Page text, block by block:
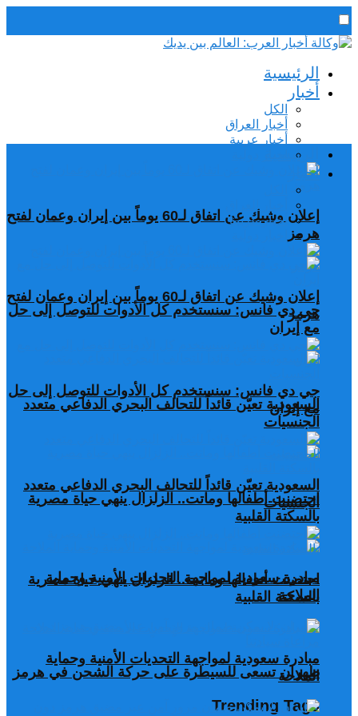
رئيس التحرير / د. اسماعيل الجنابي
الخميس,6 أغسطس, 2026الرئيسية
أخبار
الكل
أخبار العراق
أخبار عربية
إعلان وشيك عن اتفاق لـ60 يوماً بين إيران وعمان لفتح
هرمز
جي دي فانس: سنستخدم كل الأدوات للتوصل إلى حل
مع إيران
السعودية تعيّن قائداً للتحالف البحري الدفاعي متعدد
الجنسيات
احتضنت أطفالها وماتت.. الزلزال ينهي حياة مصرية
بالسكتة القلبية
مبادرة سعودية لمواجهة التحديات الأمنية وحماية
الملاحة
طهران تسعى للسيطرة على حركة الشحن في هرمز
Trending Tags
الرئيسية
أخبار
أخبار عربية
إعلان وشيك عن اتفاق لـ60 يوماً بين إيران وعمان لفتح
هرمز
جي دي فانس: سنستخدم كل الأدوات للتوصل إلى حل
مع إيران
السعودية تعيّن قائداً للتحالف البحري الدفاعي متعدد
الجنسيات
احتضنت أطفالها وماتت.. الزلزال ينهي حياة مصرية
بالسكتة القلبية
مبادرة سعودية لمواجهة التحديات الأمنية وحماية
الملاحة